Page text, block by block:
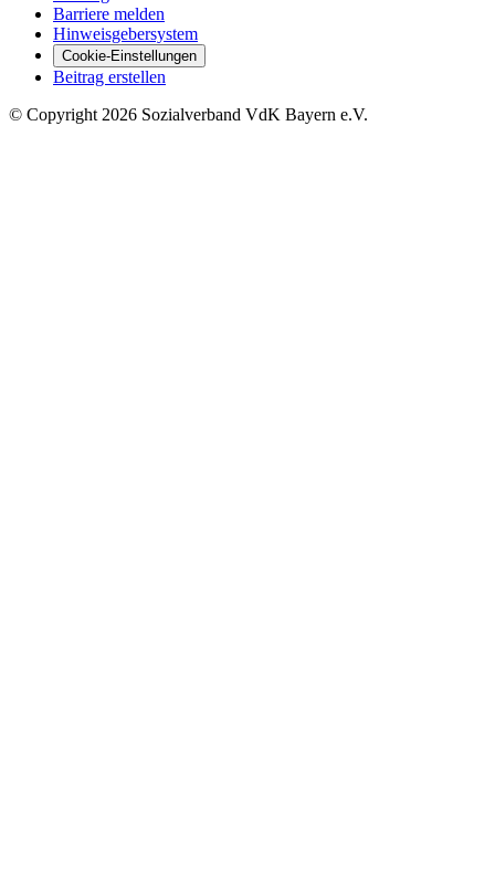
Barriere melden
Hinweisgebersystem
Cookie-Einstellungen
Beitrag erstellen
© Copyright 2026 Sozialverband VdK Bayern e.V.